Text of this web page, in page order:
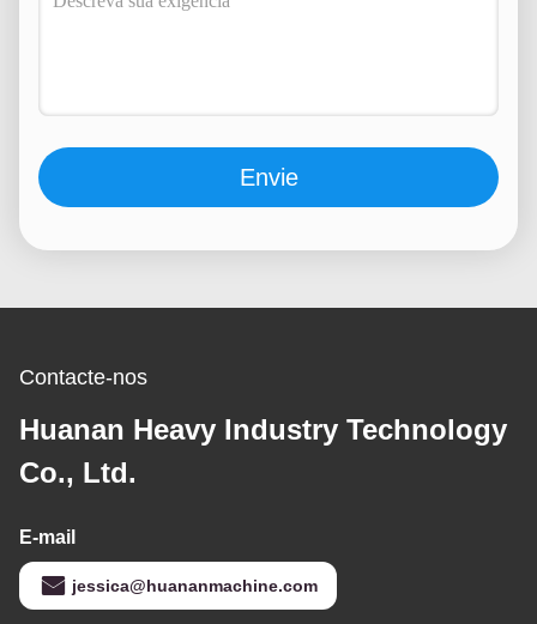
Envie
Contacte-nos
Huanan Heavy Industry Technology
Co., Ltd.
E-mail
jessica@huananmachine.com